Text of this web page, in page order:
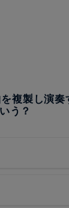
複製し演奏
う？